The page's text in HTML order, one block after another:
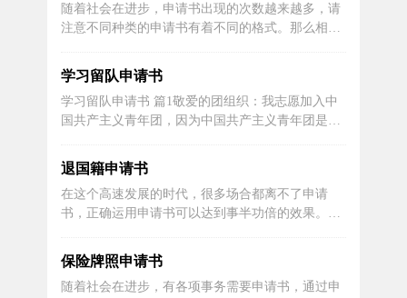
人进入xx县法院工作至今已有两年多时间，通过这
两年来在办公室、立案庭、...
随着社会在进步，申请书出现的次数越来越多，请
注意不同种类的申请书有着不同的格式。那么相关
申请书格式范文，供大家参考借鉴，希望可以帮助
到有需要的朋友。人文社科申请书 篇1尊敬的校领
导：您好！我是xx小学学生xx，就要成为一名中学
生了，我最大的愿望...
学习留队申请书
学习留队申请书 篇1敬爱的团组织：我志愿加入中
国共产主义青年团，因为中国共产主义青年团是先
向发展，能够使青年的思想、文化、学习提高得更
快，在各方面起积极作用，做同学的模范。进入初
中后，我思想上要求进步的愿望变得非常迫切。当
我看到同学们佩戴闪闪发...
退国籍申请书
在这个高速发展的时代，很多场合都离不了申请
书，正确运用申请书可以达到事半功倍的效果。我
退费申请书模板（精选9篇），希望对大家有所帮
助。退国籍申请书 篇1敬爱的部门和团委：不知不
觉在我素拓部已经待了整整一年了，这一年中我为
保险牌照申请书
随着社会在进步，有各项事务需要申请书，通过申